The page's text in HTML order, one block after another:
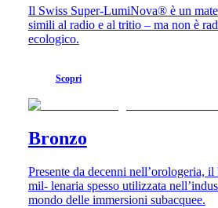
Il Swiss Super-LumiNova® è un
simili al radio e al tritio – ma non è
ecologico.
Scopri
Bronzo
Presente da decenni nell’orologeria, il
mil- lenaria spesso utilizzata
mondo delle immersioni subacquee.